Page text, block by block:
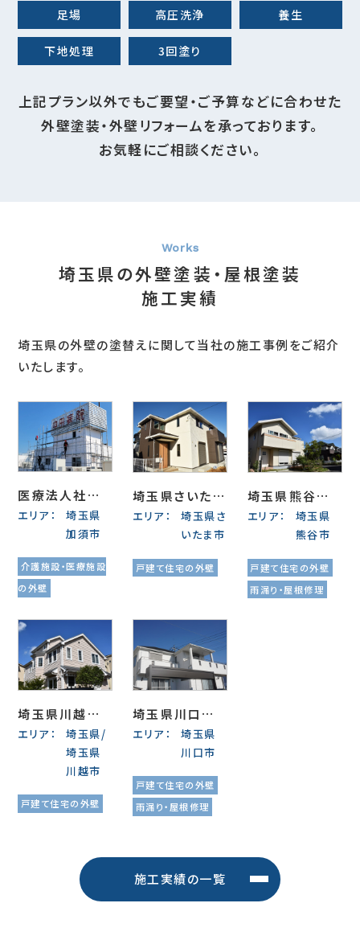
足場 高圧洗浄 養生
下地処理 3回塗り
上記プラン以外でもご要望・ご予算などに合わせた
外壁塗装・外壁リフォームを承っております。
お気軽にご相談ください。
埼玉県の外壁塗装・屋根塗装
施工実績
埼玉県の外壁の塗替えに関して当社の施工事例をご紹介
いたします。
医療法人社団
弘人会 中田病
エリア：
埼玉県
加須市
介護施設・医療施設
の外壁
埼玉県さいたま
市中央区 T様
外壁塗装・屋根
リフォーム（フッ
エリア：
埼玉県さ
いたま市
戸建て住宅の外壁
埼玉県熊谷市
K様邸 外壁塗
装・屋根上葺き
（シリコン塗料）
エリア：
埼玉県
熊谷市
戸建て住宅の外壁
雨漏り・屋根修理
埼玉県川越市
T様邸 外壁屋
根塗装（シリコ
ン塗料）・屋根
カバー工法
エリア：
埼玉県/
埼玉県
川越市
戸建て住宅の外壁
埼玉県川口市
K様邸 外壁塗
装・屋根塗装
（シリコン塗料）
エリア：
埼玉県
川口市
戸建て住宅の外壁
雨漏り・屋根修理
施工実績の一覧